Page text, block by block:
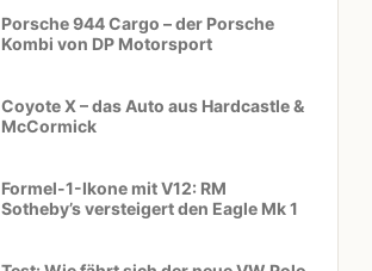
Porsche 944 Cargo – der Porsche
Kombi von DP Motorsport
Coyote X – das Auto aus Hardcastle &
McCormick
Formel-1-Ikone mit V12: RM
Sotheby’s versteigert den Eagle Mk 1